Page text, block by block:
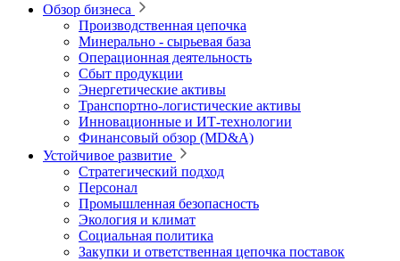
Обзор бизнеса
Производственная цепочка
Минерально ‑ сырьевая база
Операционная деятельность
Сбыт продукции
Энергетические активы
Транспортно-логистические активы
Инновационные и ИТ‑технологии
Финансовый обзор (MD&A)
Устойчивое развитие
Стратегический подход
Персонал
Промышленная безопасность
Экология и климат
Социальная политика
Закупки и ответственная цепочка поставок